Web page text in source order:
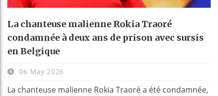
La chanteuse malienne Rokia Traoré
condamnée à deux ans de prison avec sursis
en Belgique
06 May 2026
La chanteuse malienne Rokia Traoré a été condamnée,